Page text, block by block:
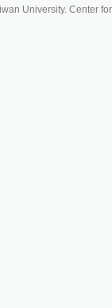
University. Center